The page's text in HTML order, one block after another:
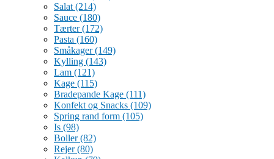
Salat (214)
Sauce (180)
Tærter(172)
Pasta (160)
Småkager(149)
Kylling (143)
Lam (121)
Kage (115)
Bradepande Kage (111)
Konfekt og Snacks (109)
Spring rand form (105)
Is (98)
Boller(82)
Rejer(80)